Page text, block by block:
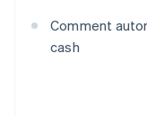
Comment
cash